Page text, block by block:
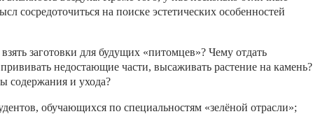
сосредоточиться на поиске эстетических особенностей
заготовки для будущих «питомцев»? Чему отдать
недостающие части, высаживать растение на камень?
содержания и ухода?
обучающихся по специальностям «зелёной отрасли»;